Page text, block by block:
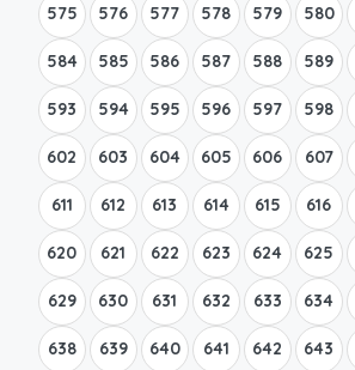
575 576 577 578 579 580
584 585 586 587 588 589
593 594 595 596 597 598
602 603 604 605 606 607
611 612 613 614 615 616
620 621 622 623 624 625
629 630 631 632 633 634
638 639 640 641 642 643